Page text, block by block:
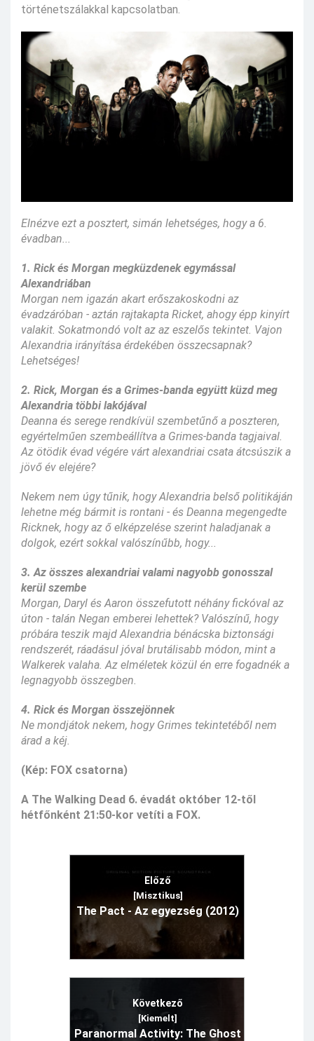
történetszálakkal kapcsolatban.
Elnézve ezt a posztert, simán lehetséges, hogy a 6.
évadban...
1. Rick és Morgan megküzdenek egymással
Alexandriában
Morgan nem igazán akart erőszakoskodni az
évadzáróban - aztán rajtakapta Ricket, ahogy épp kinyírt
valakit. Sokatmondó volt az az eszelős tekintet. Vajon
Alexandria irányítása érdekében összecsapnak?
Lehetséges!
2. Rick, Morgan és a Grimes-banda együtt küzd meg
Alexandria többi lakójával
Deanna és serege rendkívül szembetűnő a poszteren,
egyértelműen szembeállítva a Grimes-banda tagjaival.
Az ötödik évad végére várt alexandriai csata átcsúszik a
jövő év elejére?
Nekem nem úgy tűnik, hogy Alexandria belső politikáján
lehetne még bármit is rontani - és Deanna megengedte
Ricknek, hogy az ő elképzelése szerint haladjanak a
dolgok, ezért sokkal valószínűbb, hogy...
3. Az összes alexandriai valami nagyobb gonosszal
kerül szembe
Morgan, Daryl és Aaron összefutott néhány fickóval az
úton - talán Negan emberei lehettek? Valószínű, hogy
próbára teszik majd Alexandria bénácska biztonsági
rendszerét, ráadásul jóval brutálisabb módon, mint a
Walkerek valaha. Az elméletek közül én erre fogadnék a
legnagyobb összegben.
4. Rick és Morgan összejönnek
Ne mondjátok nekem, hogy Grimes tekintetéből nem
árad a kéj.
(Kép: FOX csatorna)
A The Walking Dead 6. évadát október 12-től
hétfőnként 21:50-kor vetíti a FOX.
Előző
[Misztikus]
The Pact - Az egyezség (2012)
Következő
[Kiemelt]
Paranormal Activity: The Ghost